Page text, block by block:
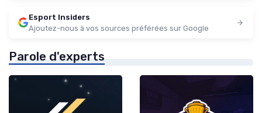
Esport Insiders
Ajoutez-nous à vos sources préférées sur Google
Parole d'experts